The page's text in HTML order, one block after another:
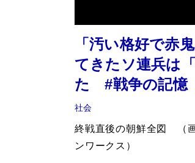
「汚い格好で赤
てきたソ連兵は
た #戦争の記憶
社会
終戦直後の朝鮮全図 （
ンワークス）